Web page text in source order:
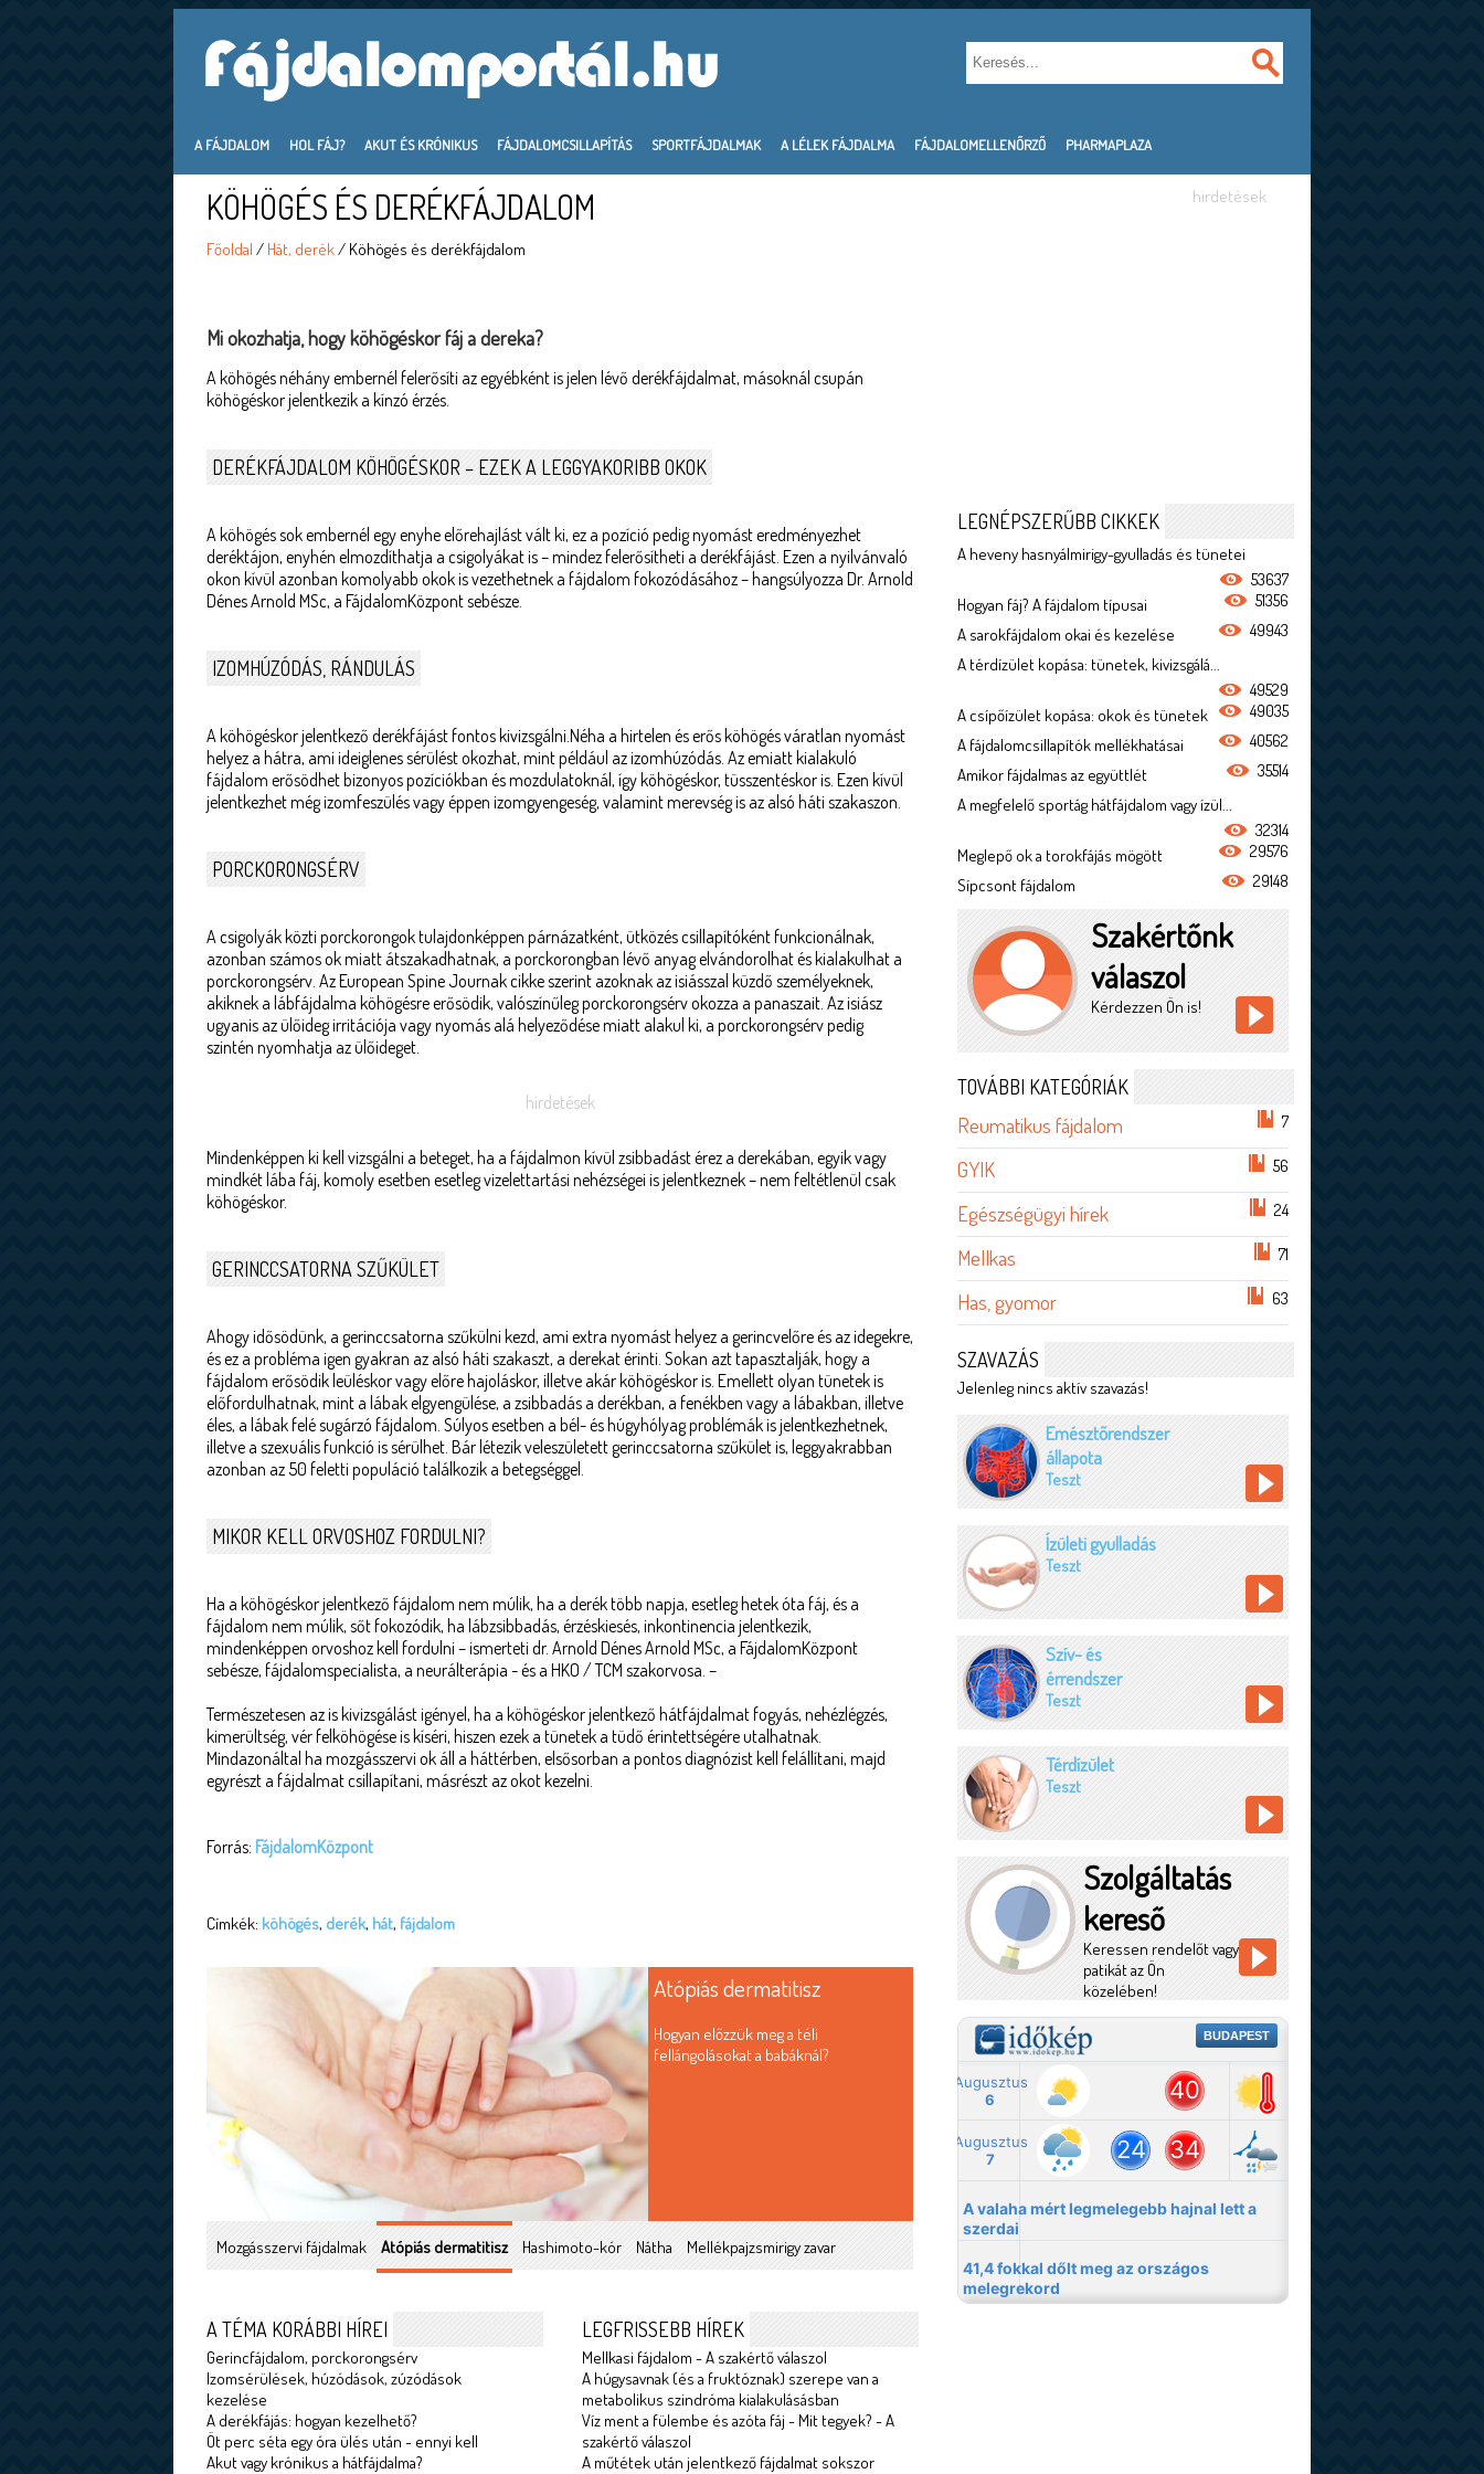
A FÁJDALOM HOL FÁJ? AKUT ÉS KRÓNIKUS FÁJDALOMCSILLAPÍTÁS SPORTFÁJDALMAK A LÉLEK FÁJDALMA FÁJDALOMELLENŐRZŐ PHARMAPLAZA
KÖHÖGÉS ÉS DERÉKFÁJDALOM
Főoldal / Hát, derék/ Köhögés és derékfájdalom
Mi okozhatja, hogy köhögéskor fáj a dereka?
A köhögés néhány embernél felerősíti az egyébként is jelen lévő derékfájdalmat, másoknál csupán
köhögéskor jelentkezik a kínzó érzés.
DERÉKFÁJDALOM KÖHÖGÉSKOR – EZEK A LEGGYAKORIBB OKOK
A köhögés sok embernél egy enyhe előrehajlást vált ki, ez a pozíció pedig nyomást eredményezhet
deréktájon, enyhén elmozdíthatja a csigolyákat is – mindez felerősítheti a derékfájást. Ezen a nyilvánvaló
okon kívül azonban komolyabb okok is vezethetnek a fájdalom fokozódásához – hangsúlyozza Dr. Arnold
Dénes Arnold MSc, a FájdalomKözpont sebésze.
IZOMHÚZÓDÁS, RÁNDULÁS
A köhögéskor jelentkező derékfájást fontos kivizsgálni.Néha a hirtelen és erős köhögés váratlan nyomást
helyez a hátra, ami ideiglenes sérülést okozhat, mint például az izomhúzódás. Az emiatt kialakuló
fájdalom erősödhet bizonyos pozíciókban és mozdulatoknál, így köhögéskor, tüsszentéskor is. Ezen kívül
jelentkezhet még izomfeszülés vagy éppen izomgyengeség, valamint merevség is az alsó háti szakaszon.
PORCKORONGSÉRV
A csigolyák közti porckorongok tulajdonképpen párnázatként, ütközés csillapítóként funkcionálnak,
azonban számos ok miatt átszakadhatnak, a porckorongban lévő anyag elvándorolhat és kialakulhat a
porckorongsérv. Az European Spine Journak cikke szerint azoknak az isiásszal küzdő személyeknek,
akiknek a lábfájdalma köhögésre erősödik, valószínűleg porckorongsérv okozza a panaszait. Az isiász
ugyanis az ülőideg irritációja vagy nyomás alá helyeződése miatt alakul ki, a porckorongsérv pedig
szintén nyomhatja az ülőideget.
hirdetések
Mindenképpen ki kell vizsgálni a beteget, ha a fájdalmon kívül zsibbadást érez a derekában, egyik vagy
mindkét lába fáj, komoly esetben esetleg vizelettartási nehézségei is jelentkeznek – nem feltétlenül csak
köhögéskor.
GERINCCSATORNA SZŰKÜLET
Ahogy idősödünk, a gerinccsatorna szűkülni kezd, ami extra nyomást helyez a gerincvelőre és az idegekre,
és ez a probléma igen gyakran az alsó háti szakaszt, a derekat érinti. Sokan azt tapasztalják, hogy a
fájdalom erősödik leüléskor vagy előre hajoláskor, illetve akár köhögéskor is. Emellett olyan tünetek is
előfordulhatnak, mint a lábak elgyengülése, a zsibbadás a derékban, a fenékben vagy a lábakban, illetve
éles, a lábak felé sugárzó fájdalom. Súlyos esetben a bél- és húgyhólyag problémák is jelentkezhetnek,
illetve a szexuális funkció is sérülhet. Bár létezik veleszületett gerinccsatorna szűkület is, leggyakrabban
azonban az 50 feletti populáció találkozik a betegséggel.
MIKOR KELL ORVOSHOZ FORDULNI?
Ha a köhögéskor jelentkező fájdalom nem múlik, ha a derék több napja, esetleg hetek óta fáj, és a
fájdalom nem múlik, sőt fokozódik, ha lábzsibbadás, érzéskiesés, inkontinencia jelentkezik,
mindenképpen orvoshoz kell fordulni – ismerteti dr. Arnold Dénes Arnold MSc, a FájdalomKözpont
sebésze, fájdalomspecialista, a neurálterápia - és a HKO / TCM szakorvosa. –
Természetesen az is kivizsgálást igényel, ha a köhögéskor jelentkező hátfájdalmat fogyás, nehézlégzés,
kimerültség, vér felköhögése is kíséri, hiszen ezek a tünetek a tüdő érintettségére utalhatnak.
Mindazonáltal ha mozgásszervi ok áll a háttérben, elsősorban a pontos diagnózist kell felállítani, majd
egyrészt a fájdalmat csillapítani, másrészt az okot kezelni.
Forrás: FájdalomKözpont
Címkék: köhögés, derék, hát, fájdalom
Atópiás dermatitisz
Hogyan előzzük meg a téli
fellángolásokat a babáknál?
Mozgásszervi fájdalmak Atópiás dermatitisz Hashimoto-kór Nátha Mellékpajzsmirigy zavar
A TÉMA KORÁBBI HÍREI
Gerincfájdalom, porckorongsérv
Izomsérülések, húzódások, zúzódások
kezelése
A derékfájás: hogyan kezelhető?
Öt perc séta egy óra ülés után - ennyi kell
Akut vagy krónikus a hátfájdalma?
LEGFRISSEBB HÍREK
Mellkasi fájdalom - A szakértő válaszol
A húgysavnak (és a fruktóznak) szerepe van a
metabolikus szindróma kialakulásásban
Víz ment a fülembe és azóta fáj - Mit tegyek? - A
szakértő válaszol
A műtétek után jelentkező fájdalmat sokszor
hirdetések
LEGNÉPSZERŰBB CIKKEK
A heveny hasnyálmirigy-gyulladás és tünetei
53637
Hogyan fáj? A fájdalom típusai
51356
A sarokfájdalom okai és kezelése
49943
A térdízület kopása: tünetek, kivizsgálá...
49529
A csípőízület kopása: okok és tünetek
49035
A fájdalomcsillapítók mellékhatásai
40562
Amikor fájdalmas az együttlét
35514
A megfelelő sportág hátfájdalom vagy ízül...
32314
Meglepő ok a torokfájás mögött
29576
Sípcsont fájdalom
29148
Szakértőnk
válaszol
Kérdezzen Ön is!
TOVÁBBI KATEGÓRIÁK
Reumatikus fájdalom 7
GYIK 56
Egészségügyi hírek 24
Mellkas 71
Has, gyomor 63
SZAVAZÁS
Jelenleg nincs aktív szavazás!
Emésztőrendszer
állapota
Teszt
Ízületi gyulladás
Teszt
Szív- és
érrendszer
Teszt
Térdízület
Teszt
Szolgáltatás
kereső
Keressen rendelőt vagy
patikát az Ön
közelében!